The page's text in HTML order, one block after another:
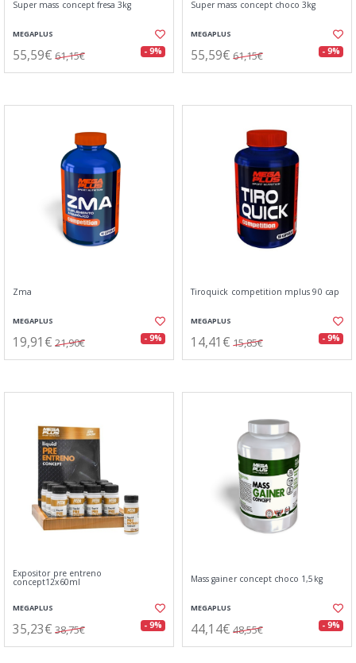
Super mass concept fresa 3kg
MEGAPLUS
55,59€ 61,15€ - 9%
Super mass concept choco 3kg
MEGAPLUS
55,59€ 61,15€ - 9%
Zma
MEGAPLUS
19,91€ 21,90€ - 9%
Tiroquick competition mplus 90 cap
MEGAPLUS
14,41€ 15,85€ - 9%
Expositor pre entreno
concept12x60ml
MEGAPLUS
35,23€ 38,75€ - 9%
Mass gainer concept choco 1,5kg
MEGAPLUS
44,14€ 48,55€ - 9%